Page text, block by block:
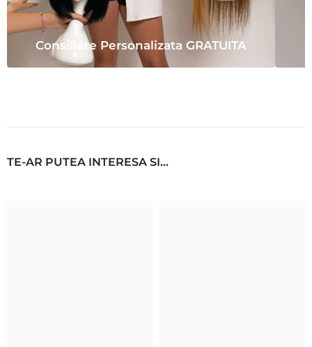
Consiliere Personalizata GRATUITA
TE-AR PUTEA INTERESA SI...